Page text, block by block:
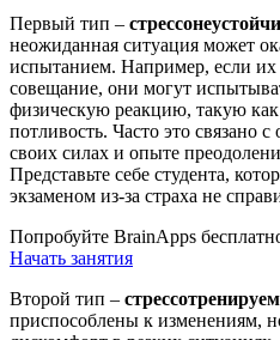
Первый тип –
неожиданная ситуация может
испытанием. Например, если их
совещание, они могут
физическую реакцию, такую
потливость. Часто это связано
своих силах и опыте
Представьте себе студента,
экзаменом из-за страха не
Попробуйте BrainApps
Начать занятия
Второй тип –
приспособлены к изменениям,